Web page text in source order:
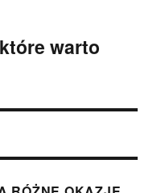
warto